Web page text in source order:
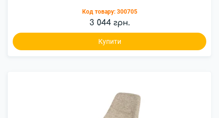
Код товару: 300705
3 044 грн.
Купити